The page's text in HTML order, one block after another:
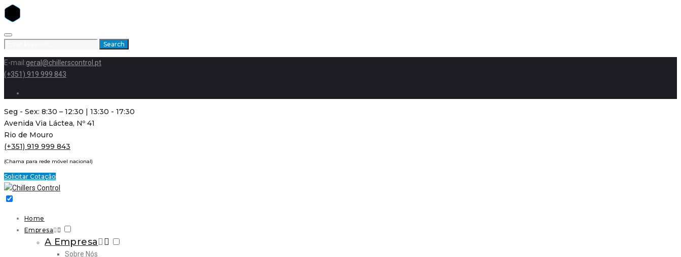
Skip
Search
E-mail:geral@chillerscontrol.pt
(+351) 919 999 843
Seg - Sex: 8:30 – 12:30 | 13:30 - 17:30
Avenida Via Láctea, Nº 41
Rio de Mouro
(+351) 919 999 843
(Chama para rede móvel nacional)
Solicitar Cotação
Home
Empresa
A Empresa
Sobre Nós